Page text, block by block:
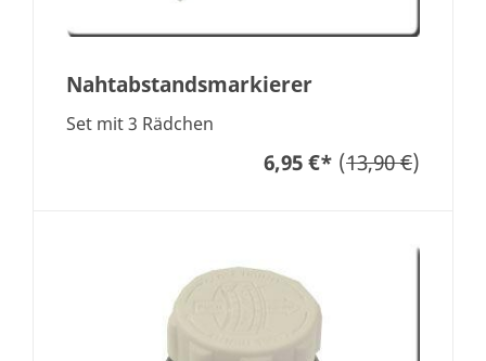
Nahtabstandsmarkierer
Set mit 3 Rädchen
6,95 €* (13,90 €)